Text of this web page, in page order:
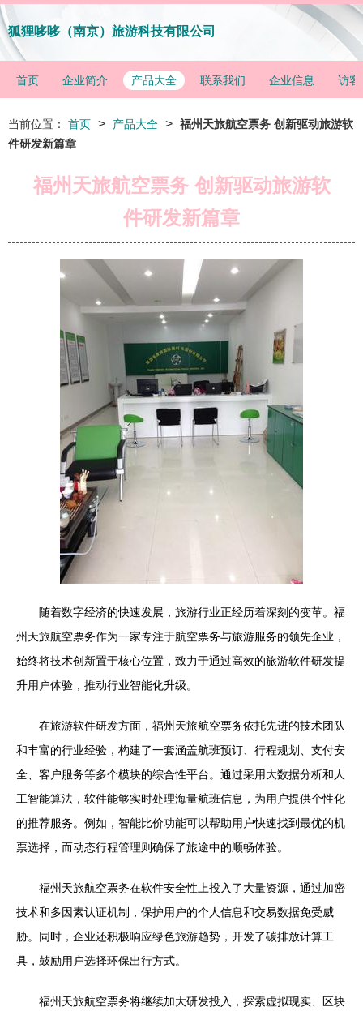
狐狸哆哆（南京）旅游科技有限公司
首页 企业简介 产品大全 联系我们 企业信息 访客
当前位置： 首页 > 产品大全 > 福州天旅航空票务 创新驱动旅游软
件研发新篇章
福州天旅航空票务 创新驱动旅游软
件研发新篇章
随着数字经济的快速发展，旅游行业正经历着深刻的变革。福
州天旅航空票务作为一家专注于航空票务与旅游服务的领先企业，
始终将技术创新置于核心位置，致力于通过高效的旅游软件研发提
升用户体验，推动行业智能化升级。
在旅游软件研发方面，福州天旅航空票务依托先进的技术团队
和丰富的行业经验，构建了一套涵盖航班预订、行程规划、支付安
全、客户服务等多个模块的综合性平台。通过采用大数据分析和人
工智能算法，软件能够实时处理海量航班信息，为用户提供个性化
的推荐服务。例如，智能比价功能可以帮助用户快速找到最优的机
票选择，而动态行程管理则确保了旅途中的顺畅体验。
福州天旅航空票务在软件安全性上投入了大量资源，通过加密
技术和多因素认证机制，保护用户的个人信息和交易数据免受威
胁。同时，企业还积极响应绿色旅游趋势，开发了碳排放计算工
具，鼓励用户选择环保出行方式。
福州天旅航空票务将继续加大研发投入，探索虚拟现实、区块